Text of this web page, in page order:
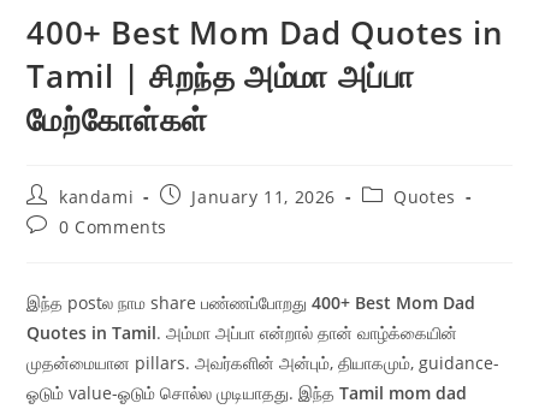
400+ Best Mom Dad Quotes in
Tamil | சிறந்த அம்மா அப்பா
மேற்கோள்கள்
Post
author:
kandami
PostJanuary 11, 2026
PostQuotes
Post0 Comments
இந்த postல நாம share பண்ணப்போறது400+ Best Mom Dad
Quotes in Tamil. அம்மா அப்பா என்றால் தான் வாழ்க்கையின்
முதன்மையான pillars. அவர்களின் அன்பும், தியாகமும், guidance-
ஓடும் value-ஓடும் சொல்ல முடியாதது. இந்தTamil mom dad